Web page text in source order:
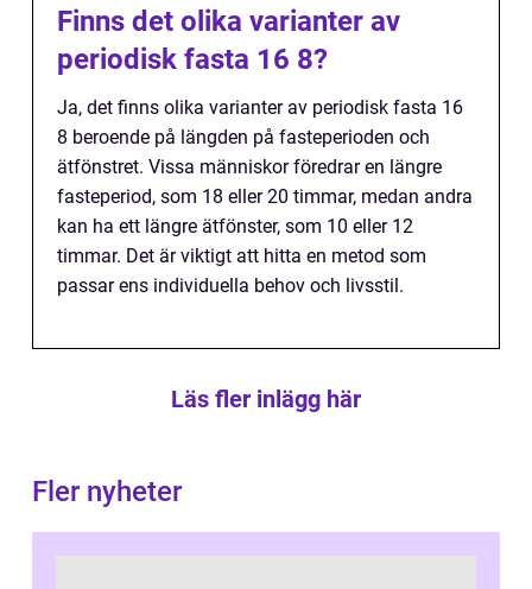
Finns det olika varianter av
periodisk fasta 16 8?
Ja, det finns olika varianter av periodisk fasta 16
8 beroende på längden på fasteperioden och
ätfönstret. Vissa människor föredrar en längre
fasteperiod, som 18 eller 20 timmar, medan andra
kan ha ett längre ätfönster, som 10 eller 12
timmar. Det är viktigt att hitta en metod som
passar ens individuella behov och livsstil.
Läs fler inlägg här
Fler nyheter